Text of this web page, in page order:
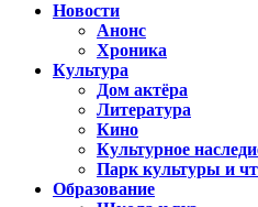
Новости
Анонс
Хроника
Культура
Дом актёра
Литература
Кино
Культурное
Парк культуры и
Образование